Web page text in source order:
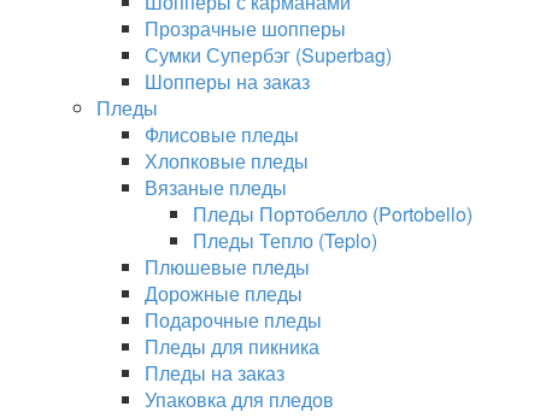
Прозрачные шопперы
Сумки Супербэг (Superbag)
Шопперы на заказ
Пледы
Флисовые пледы
Хлопковые пледы
Вязаные пледы
Пледы Портобелло (Portobello)
Пледы Тепло (Teplo)
Плюшевые пледы
Дорожные пледы
Подарочные пледы
Пледы для пикника
Пледы на заказ
Упаковка для пледов